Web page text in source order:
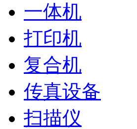
一体机
打印机
复合机
传真设备
扫描仪